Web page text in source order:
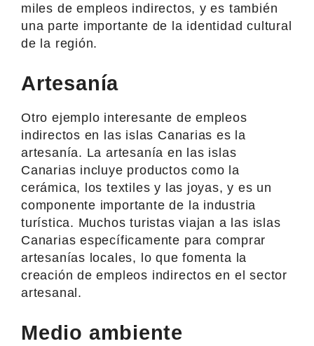
miles de empleos indirectos, y es también
una parte importante de la identidad cultural
de la región.
Artesanía
Otro ejemplo interesante de empleos
indirectos en las islas Canarias es la
artesanía. La artesanía en las islas
Canarias incluye productos como la
cerámica, los textiles y las joyas, y es un
componente importante de la industria
turística. Muchos turistas viajan a las islas
Canarias específicamente para comprar
artesanías locales, lo que fomenta la
creación de empleos indirectos en el sector
artesanal.
Medio ambiente